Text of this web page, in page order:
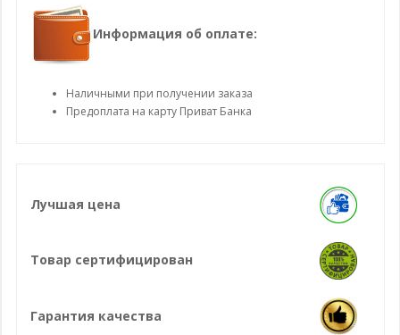
Информация об оплате:
Наличными при получении заказа
Предоплата на карту Приват Банка
Лучшая цена
Товар сертифицирован
Гарантия качества